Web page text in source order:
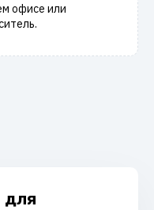
офисе или
для